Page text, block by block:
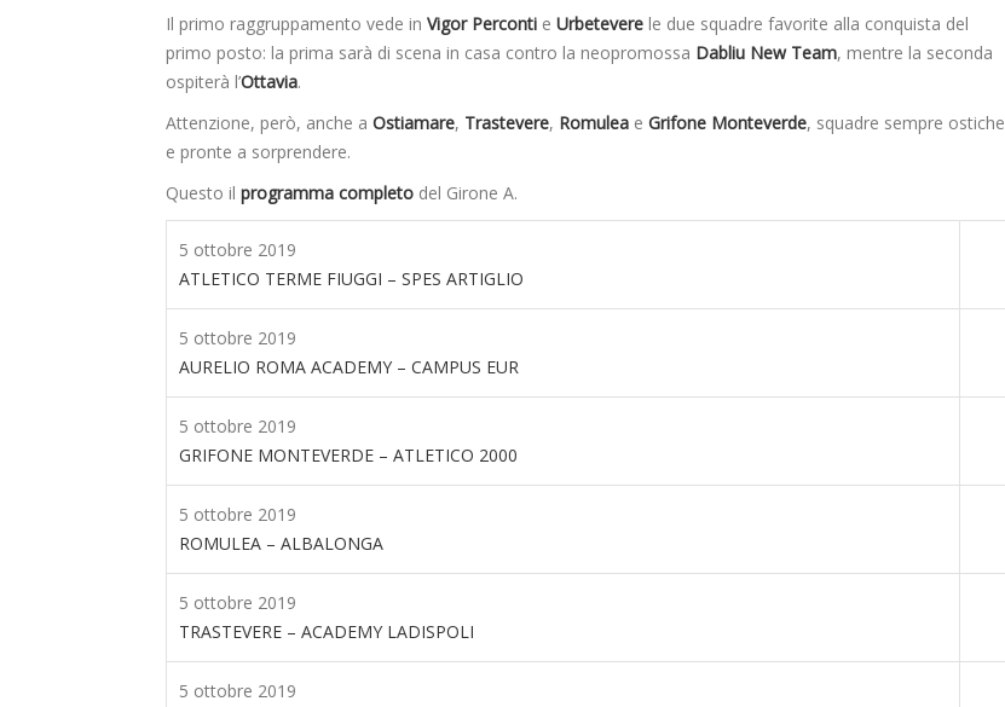
Il primo raggruppamento vede in Vigor Perconti e Urbetevere le due squadre favorite alla conquista del
primo posto: la prima sarà di scena in casa contro la neopromossa Dabliu New Team, mentre la seconda
ospiterà l’Ottavia.
Attenzione, però, anche a Ostiamare, Trastevere, Romulea e Grifone Monteverde, squadre sempre ostiche
e pronte a sorprendere.
Questo il programma completo del Girone A.
5 ottobre 2019
ATLETICO TERME FIUGGI – SPES ARTIGLIO
5 ottobre 2019
AURELIO ROMA ACADEMY – CAMPUS EUR
5 ottobre 2019
GRIFONE MONTEVERDE – ATLETICO 2000
5 ottobre 2019
ROMULEA – ALBALONGA
5 ottobre 2019
TRASTEVERE – ACADEMY LADISPOLI
5 ottobre 2019